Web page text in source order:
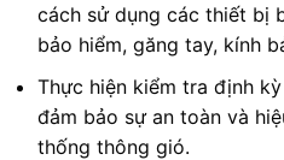
cách sử dụng các thiết bị
bảo hiểm, găng tay, kính
Thực hiện kiểm tra định
đảm bảo sự an toàn và
thống thông gió.